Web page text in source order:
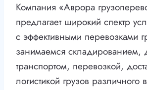
Компания «Аврора
предлагает широкий спектр
с эффективными перевозками
занимаемся складированием,
транспортом, перевозкой,
логистикой грузов различного